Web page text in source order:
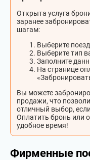
Открыта услуга
заранее
шагам:
Выберите
Выберите тип
Заполните
На странице
Вы можете
продажи, что
отличный выбор,
Оплатить бронь или
удобное время!
Фирменные